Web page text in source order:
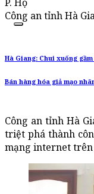
Công an tỉnh Hà
Hà Giang: Chui xuống
Bán hàng hóa giả mạo
Công an tỉnh Hà
triệt phá thành
mạng internet trên